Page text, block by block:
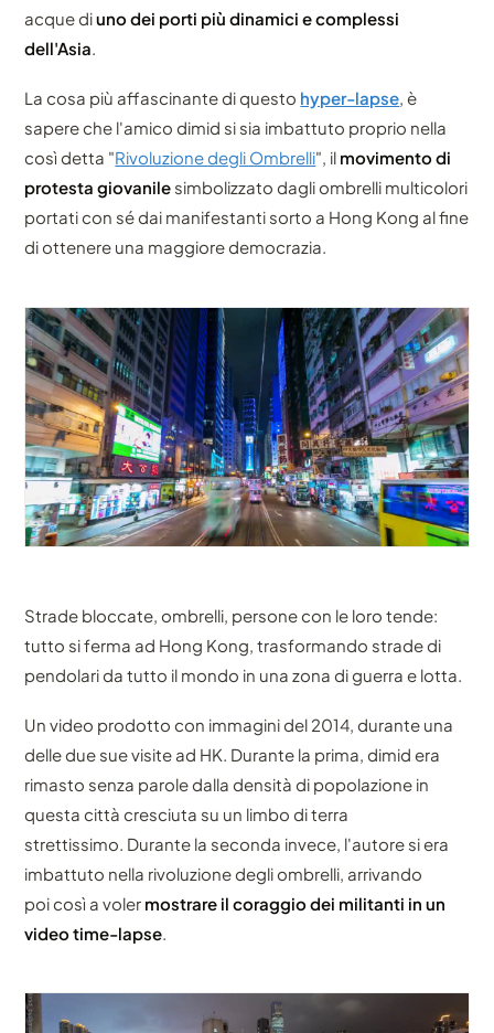
acque diuno dei porti più dinamici e complessi
dell'Asia.
La cosa più affascinante di questo hyper-lapse, è
sapere che l'amico dimid si sia imbattuto proprio nella
così detta "Rivoluzione degli Ombrelli", il movimento di
protesta giovanile simbolizzato dagli ombrelli multicolori
portati con sé dai manifestanti sorto a Hong Kong al fine
di ottenere una maggiore democrazia.
Strade bloccate, ombrelli, persone con le loro tende:
tutto si ferma ad Hong Kong, trasformando strade di
pendolari da tutto il mondo in una zona di guerra e lotta.
Un video prodotto con immagini del 2014, durante una
delle due sue visite ad HK. Durante la prima, dimid era
rimasto senza parole dalla densità di popolazione in
questa città cresciuta su un limbo di terra
strettissimo. Durante la seconda invece, l'autore si era
imbattuto nella rivoluzione degli ombrelli, arrivando
poi così a voler mostrare il coraggio dei militanti in un
video time-lapse.